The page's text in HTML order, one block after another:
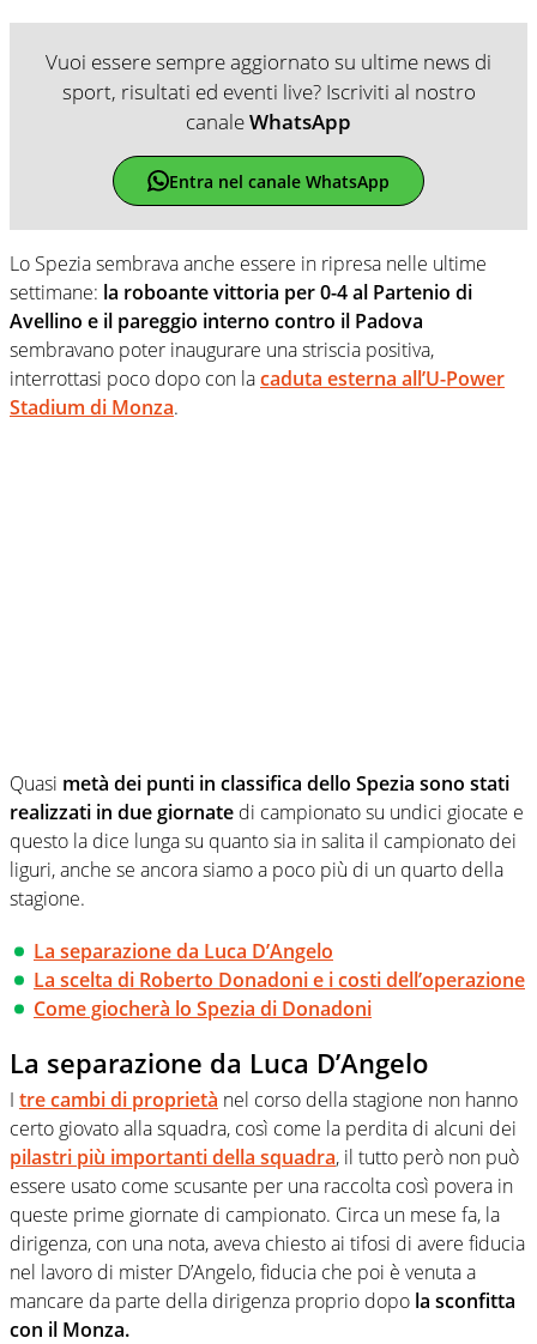
Vuoi essere sempre aggiornato su ultime news di
sport, risultati ed eventi live? Iscriviti al nostro
canaleWhatsApp
Entra nel canale WhatsApp
Lo Spezia sembrava anche essere in ripresa nelle ultime
settimane: la roboante vittoria per 0-4 al Partenio di
Avellino e il pareggio interno contro il Padova
sembravano poter inaugurare una striscia positiva,
interrottasi poco dopo con lacaduta esterna all’U-Power
Stadium di Monza.
Quasi metà dei punti in classifica dello Spezia sono stati
realizzati in due giornate di campionato su undici giocate e
questo la dice lunga su quanto sia in salita il campionato dei
liguri, anche se ancora siamo a poco più di un quarto della
stagione.
La separazione da Luca D’Angelo
La scelta di Roberto Donadoni e i costi dell’operazione
Come giocherà lo Spezia di Donadoni
La separazione da Luca D’Angelo
I tre cambi di proprietà nel corso della stagione non hanno
certo giovato alla squadra, così come la perdita di alcuni dei
pilastri più importanti della squadra, il tutto però non può
essere usato come scusante per una raccolta così povera in
queste prime giornate di campionato. Circa un mese fa, la
dirigenza, con una nota, aveva chiesto ai tifosi di avere fiducia
nel lavoro di mister D’Angelo, fiducia che poi è venuta a
mancare da parte della dirigenza proprio dopo la sconfitta
con il Monza.